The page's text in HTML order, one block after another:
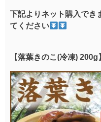
下記よりネット購入でき
てください
【落葉きのこ(冷凍) 200g